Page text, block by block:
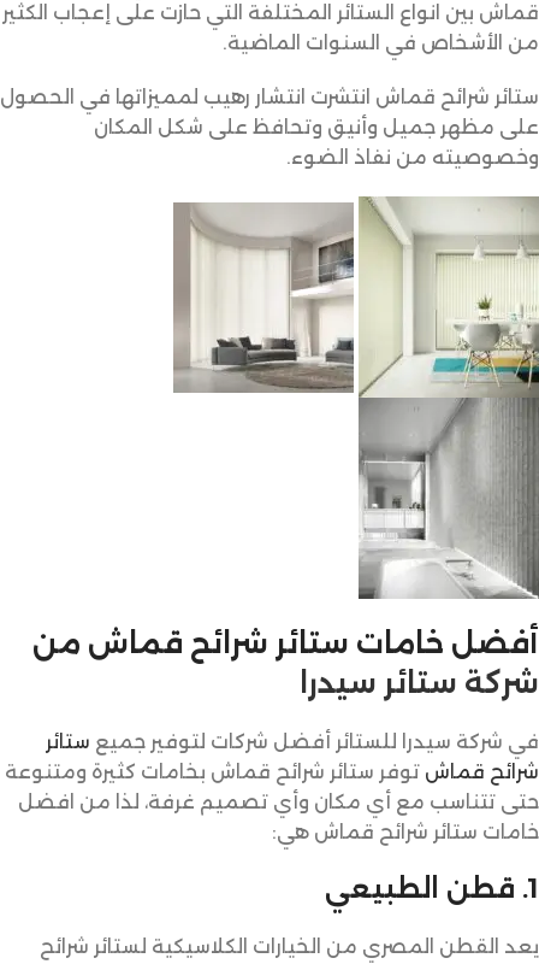
قماش بين انواع الستائر المختلفة التي حازت على إعجاب الكثير
من الأشخاص في السنوات الماضية.
ستائر شرائح قماش انتشرت انتشار رهيب لمميزاتها في الحصول
على مظهر جميل وأنيق وتحافظ على شكل المكان
وخصوصيته من نفاذ الضوء.
أفضل خامات ستائر شرائح قماش من
شركة ستائر سيدرا
في شركة سيدرا للستائر أفضل شركات لتوفير جميع ستائر
شرائح قماش توفر ستائر شرائح قماش بخامات كثيرة ومتنوعة
حتى تتناسب مع أي مكان وأي تصميم غرفة، لذا من افضل
خامات ستائر شرائح قماش هي:
1. قطن الطبيعي
يعد القطن المصري من الخيارات الكلاسيكية لستائر شرائح